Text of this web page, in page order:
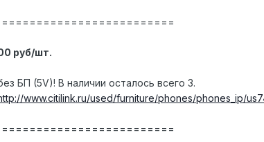
руб/шт.
БП (5V)! В наличии осталось всего 3.
www.citilink.ru/used/furniture/phones/phones_ip/